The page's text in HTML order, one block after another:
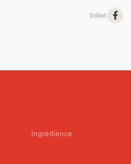
Sdílet:
Ingredience